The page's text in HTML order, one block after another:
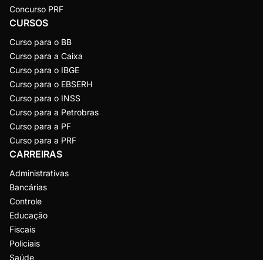
Concurso PRF
CURSOS
Curso para o BB
Curso para a Caixa
Curso para o IBGE
Curso para o EBSERH
Curso para o INSS
Curso para a Petrobras
Curso para a PF
Curso para a PRF
CARREIRAS
Administrativas
Bancárias
Controle
Educação
Fiscais
Policiais
Saúde